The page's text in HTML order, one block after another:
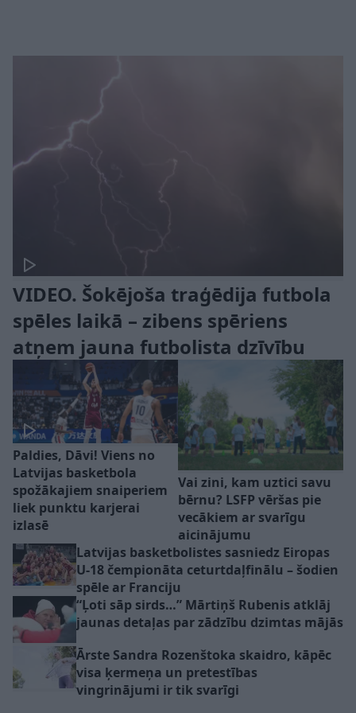
VIDEO. Šokējoša traģēdija futbola
spēles laikā – zibens spēriens
atņem jauna futbolista dzīvību
Paldies, Dāvi! Viens no
Latvijas basketbola
spožākajiem snaiperiem
liek punktu karjerai
izlasē
Vai zini, kam uztici savu
bērnu? LSFP vēršas pie
vecākiem ar svarīgu
aicinājumu
Latvijas basketbolistes sasniedz Eiropas
U-18 čempionāta ceturtdaļfinālu – šodien
spēle ar Franciju
“Ļoti sāp sirds…” Mārtiņš Rubenis atklāj
jaunas detaļas par zādzību dzimtas mājās
Ārste Sandra Rozenštoka skaidro, kāpēc
visa ķermeņa un pretestības
vingrinājumi ir tik svarīgi